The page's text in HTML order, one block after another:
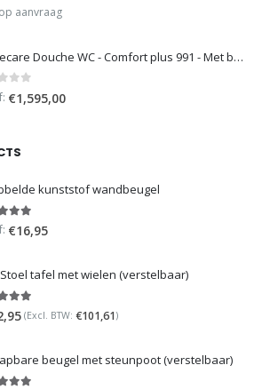
of 5
aanvraag
Homecare Douche WC - Comfort plus 991 - Met brilverwarming
of 5
€1,595,00
kunststof wandbeugel
out of 5
€16,95
tafel met wielen (verstelbaar)
out of 5
(Excl. BTW: €101,61)
beugel met steunpoot (verstelbaar)